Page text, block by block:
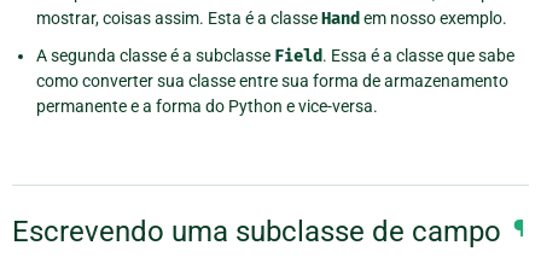
mostrar, coisas assim. Esta é a classeHand em nosso exemplo.
A segunda classe é a subclasse Field. Essa é a classe que sabe
como converter sua classe entre sua forma de armazenamento
permanente e a forma do Python e vice-versa.
Escrevendo uma subclasse de campo ¶